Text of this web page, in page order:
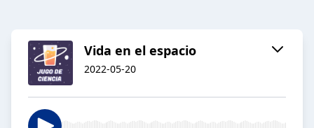
Vida en el espacio
2022-05-20